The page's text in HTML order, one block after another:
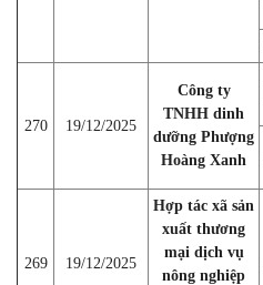
270 19/12/2025
Công ty
TNHH dinh
dưỡng Phượng
Hoàng Xanh
269 19/12/2025
Hợp tác xã sản
xuất thương
mại dịch vụ
nông nghiệp